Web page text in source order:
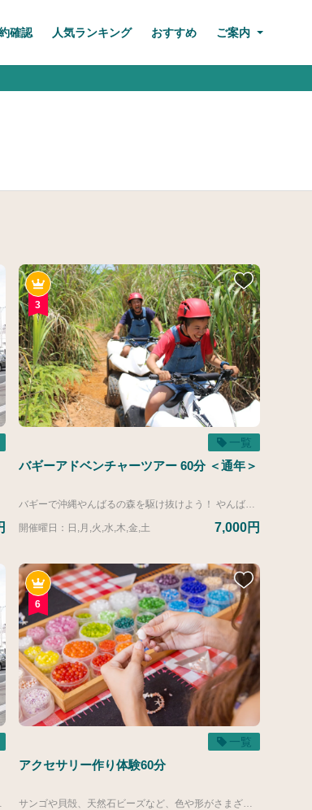
確認 人気ランキング おすすめ ご案内
3
一覧
バギーアドベンチャーツアー 60分 ＜通年＞
バギーで沖縄やんばるの森を駆け抜けよう！ やんばるの森を楽しみながら自然を体感できるアドベンチャーツアー。森コース・農園コース・海が見えるコースをガイドと一緒に走り抜けます。 海だけではない沖縄の魅力を楽しみたい方におすすめです。
開催曜日：日,月,火,水,木,金,土 7,000円
りご予約ください。 https://activity.kanucha.jp/top/products/bd63f980-db6d-5141-a8f3-3917cb4a62c6?lng=ja 【2026年度運行ダイヤ】 ■運行期間 4/1-3/31 那覇空港発 １３：３０（わんさか１４：５０→カヌチャ１５：００着）
6
一覧
アクセサリー作り体験60分
サンゴや貝殻、天然石ビーズなど、色や形がさまざまなパーツを選んで、自分だけのオリジナルブレスレット作り！ストラップもお作りいただけます。 ※記載の料金は基本料金となります。 基本料金に含まれる無料パーツのみで作成いただけます。 別途有料パーツのご用意がございます。 ▼商品価格参考 【ご宿泊のお客様】2,420円～ 【ご宿泊でないお客様】3,050円～ ※記載の所要時間は前後の準備や片づけ時間が30分含まれております。体験時間は60分となりますのでご了承ください。